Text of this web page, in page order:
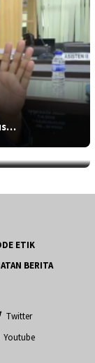
9…
ETIK
BERITA
Twitter
Youtube